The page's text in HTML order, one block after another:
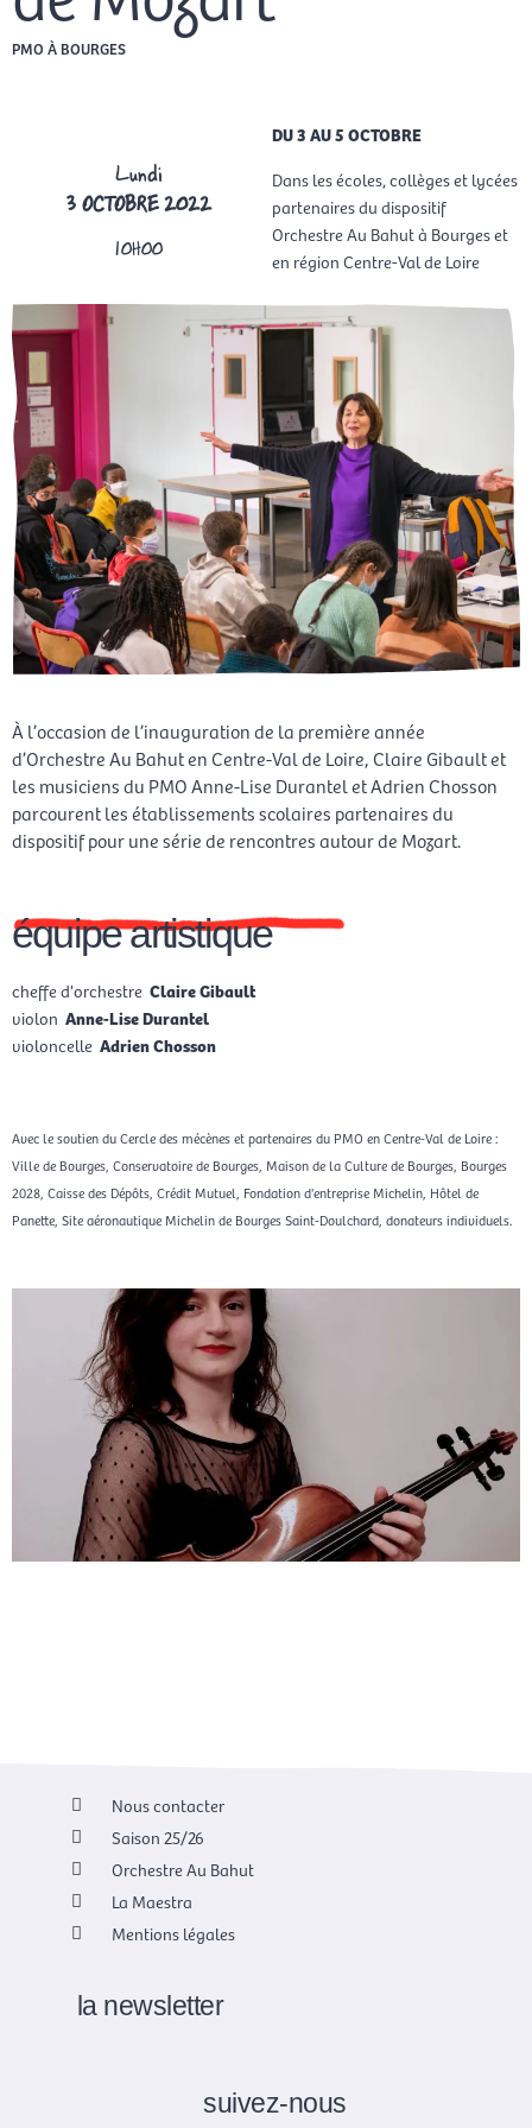
PMO À BOURGES
Lundi
3 OCTOBRE 2022
10H00
DU 3 AU 5 OCTOBRE
Dans les écoles, collèges et lycées
partenaires du dispositif
Orchestre Au Bahut à Bourges et
en région Centre-Val de Loire
À l’occasion de l’inauguration de la première année
d’Orchestre Au Bahut en Centre-Val de Loire, Claire Gibault et
les musiciens du PMO Anne-Lise Durantel et Adrien Chosson
parcourent les établissements scolaires partenaires du
dispositif pour une série de rencontres autour de Mozart.
équipe artistique
cheffe d'orchestre Claire Gibault
violon Anne-Lise Durantel
violoncelle Adrien Chosson
Avec le soutien du Cercle des mécènes et partenaires du PMO en Centre-Val de Loire :
Ville de Bourges, Conservatoire de Bourges, Maison de la Culture de Bourges, Bourges
2028, Caisse des Dépôts, Crédit Mutuel, Fondation d'entreprise Michelin, Hôtel de
Panette, Site aéronautique Michelin de Bourges Saint-Doulchard, donateurs individuels.
Nous contacter
Saison 25/26
Orchestre Au Bahut
La Maestra
Mentions légales
la newsletter
suivez-nous